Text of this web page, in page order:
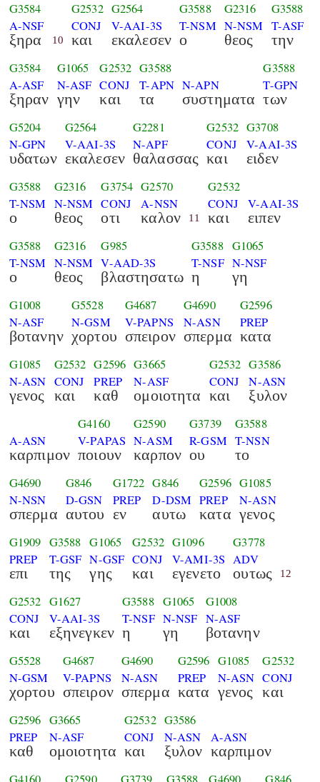
G3584
A-NSF
ξηρα 10
G2532
CONJ
και
G2564
V-AAI-3S
εκαλεσεν
G3588
T-NSM
ο
G2316
N-NSM
θεος
G3588
T-ASF
την
G3584
A-ASF
ξηραν
G1065
N-ASF
γην
G2532
CONJ
και
G3588
T-APN
τα
N-APN
συστηματα
G3588
T-GPN
των
G5204
N-GPN
υδατων
G2564
V-AAI-3S
εκαλεσεν
G2281
N-APF
θαλασσας
G2532
CONJ
και
G3708
V-AAI-3S
ειδεν
G3588
T-NSM
ο
G2316
N-NSM
θεος
G3754
CONJ
οτι
G2570
A-NSN
καλον 11
G2532
CONJ
και
V-AAI-3S
ειπεν
G3588
T-NSM
ο
G2316
N-NSM
θεος
G985
V-AAD-3S
βλαστησατω
G3588
T-NSF
η
G1065
N-NSF
γη
G1008
N-ASF
βοτανην
G5528
N-GSM
χορτου
G4687
V-PAPNS
σπειρον
G4690
N-ASN
σπερμα
G2596
PREP
κατα
G1085
N-ASN
γενος
G2532
CONJ
και
G2596
PREP
καθ
G3665
N-ASF
ομοιοτητα
G2532
CONJ
και
G3586
N-ASN
ξυλον
A-ASN
καρπιμον
G4160
V-PAPAS
ποιουν
G2590
N-ASM
καρπον
G3739
R-GSM
ου
G3588
T-NSN
το
G4690
N-NSN
σπερμα
G846
D-GSN
αυτου
G1722
PREP
εν
G846
D-DSM
αυτω
G2596
PREP
κατα
G1085
N-ASN
γενος
G1909
PREP
επι
G3588
T-GSF
της
G1065
N-GSF
γης
G2532
CONJ
και
G1096
V-AMI-3S
εγενετο
G3778
ADV
ουτως 12
G2532
CONJ
και
G1627
V-AAI-3S
εξηνεγκεν
G3588
T-NSF
η
G1065
N-NSF
γη
G1008
N-ASF
βοτανην
G5528
N-GSM
χορτου
G4687
V-PAPNS
σπειρον
G4690
N-ASN
σπερμα
G2596
PREP
κατα
G1085
N-ASN
γενος
G2532
CONJ
και
G2596
PREP
καθ
G3665
N-ASF
ομοιοτητα
G2532
CONJ
και
G3586
N-ASN
ξυλον
A-ASN
καρπιμον
G4160
G2590
G3739
G3588
G4690
G846